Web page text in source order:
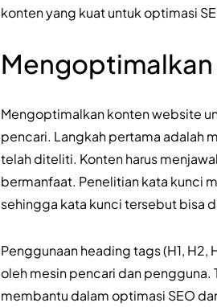
konten yang kuat untuk optimasi
Mengoptimalkan konten website
pencari. Langkah pertama adalah
telah diteliti. Konten harus
bermanfaat. Penelitian kata kunci
sehingga kata kunci tersebut bisa
Penggunaan heading tags (H1,
oleh mesin pencari dan pengguna.
membantu dalam optimasi SEO